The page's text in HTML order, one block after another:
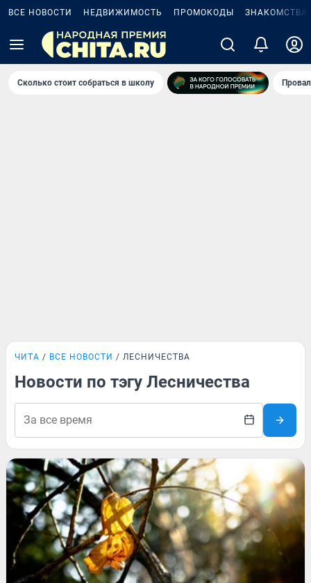
ВСЕ НОВОСТИ НЕДВИЖИМОСТЬ ПРОМОКОДЫ ЗНАКОМСТВА
Сколько стоит собраться в школу
ЧИТА ВСЕ НОВОСТИ ЛЕСНИЧЕСТВА
Новости по тэгу Лесничества